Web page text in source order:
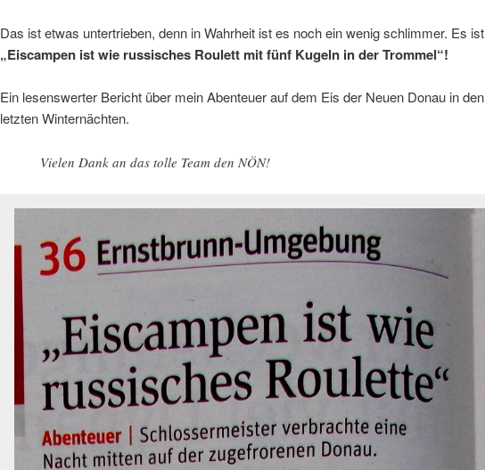
Das ist etwas untertrieben, denn in Wahrheit ist es noch ein wenig schlimmer. Es ist
„Eiscampen ist wie russisches Roulett mit fünf Kugeln in der Trommel“!
Ein lesenswerter Bericht über mein Abenteuer auf dem Eis der Neuen Donau in den
letzten Winternächten.
Vielen Dank an das tolle Team den NÖN!